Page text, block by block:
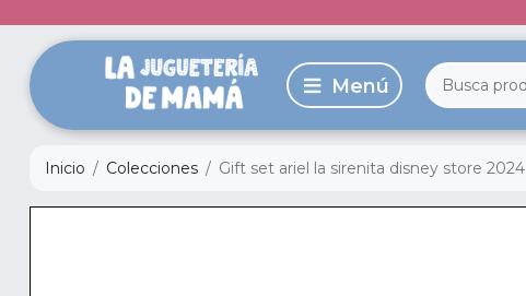
Inicio Colecciones Gift set ariel la sirenita disney store 2024